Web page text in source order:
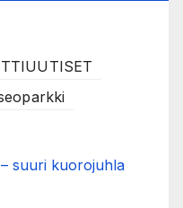
suuri kuorojuhla